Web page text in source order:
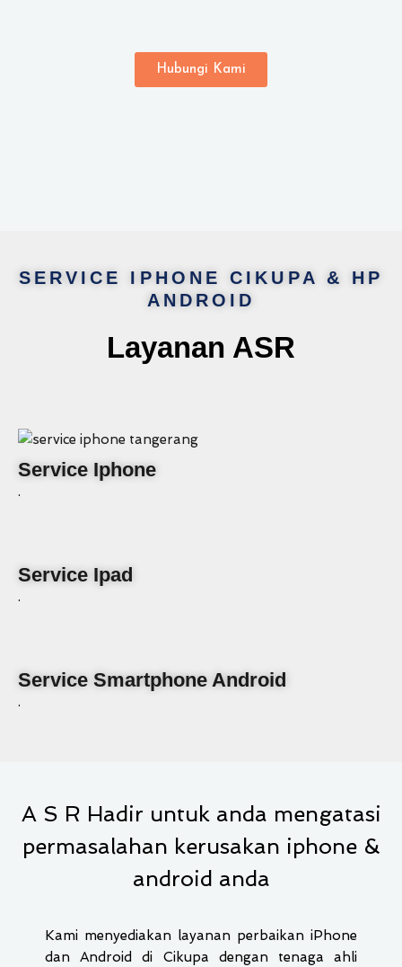
Hubungi Kami
SERVICE IPHONE CIKUPA & HP
ANDROID
Layanan ASR
Service Iphone
.
Service Ipad
.
Service Smartphone Android
.
A S R Hadir untuk anda mengatasi
permasalahan kerusakan iphone &
android anda
Kami menyediakan layanan perbaikan iPhone
dan Android di Cikupa dengan tenaga ahli